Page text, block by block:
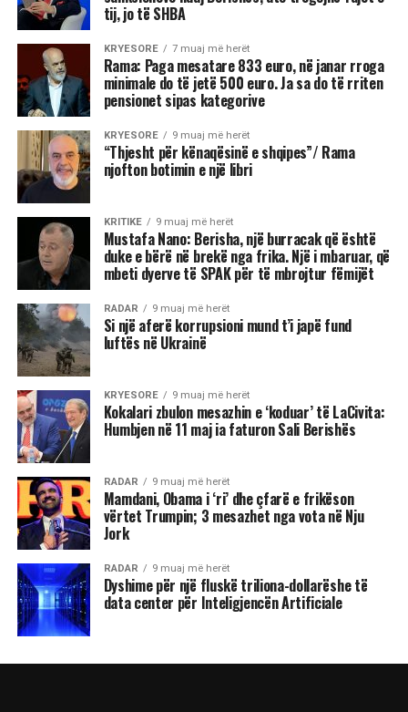
tij, jo të SHBA
KRYESORE 7 muaj më herët
Rama: Paga mesatare 833 euro, në janar rroga
minimale do të jetë 500 euro. Ja sa do të rriten
pensionet sipas kategorive
KRYESORE 9 muaj më herët
“Thjesht për kënaqësinë e shqipes”/ Rama
njofton botimin e një libri
KRITIKE 9 muaj më herët
Mustafa Nano: Berisha, një burracak që është
duke e bërë në brekë nga frika. Një i mbaruar, që
mbeti dyerve të SPAK për të mbrojtur fëmijët
RADAR 9 muaj më herët
Si një aferë korrupsioni mund t’i japë fund
luftës në Ukrainë
KRYESORE 9 muaj më herët
Kokalari zbulon mesazhin e ‘koduar’ të LaCivita:
Humbjen në 11 maj ia faturon Sali Berishës
RADAR 9 muaj më herët
Mamdani, Obama i ‘ri’ dhe çfarë e frikëson
vërtet Trumpin; 3 mesazhet nga vota në Nju
Jork
RADAR 9 muaj më herët
Dyshime për një fluskë triliona-dollarëshe të
data center për Inteligjencën Artificiale